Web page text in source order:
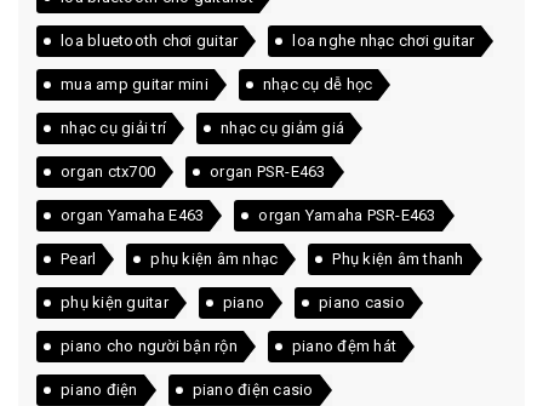
loa bluetooth chơi guitar loa nghe nhạc chơi guitar
mua amp guitar mini nhạc cụ dễ học
nhạc cụ giải trí nhạc cụ giảm giá
organ ctx700 organ PSR-E463
organ Yamaha E463 organ Yamaha PSR-E463
Pearl phụ kiện âm nhạc Phụ kiện âm thanh
phụ kiện guitar piano piano casio
piano cho người bận rộn piano đệm hát
piano điện piano điện casio